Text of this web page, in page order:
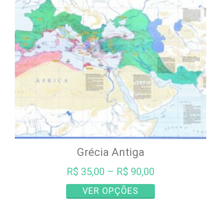
podem
ser
escolhidas
na
página
do
produto
Grécia Antiga
R$ 35,00 – R$ 90,00
VER OPÇÕES
produto